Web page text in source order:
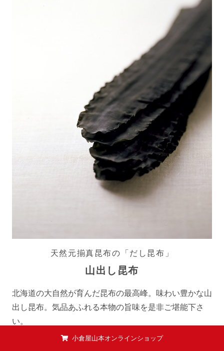
天然元揃真昆布の「だし昆布」
山出し昆布
北海道の大自然が育んだ昆布の最高峰。味わい豊かな山
出し昆布。気品あふれる本物の旨味を是非ご堪能下さ
い。
小倉屋山本オンラインショップ